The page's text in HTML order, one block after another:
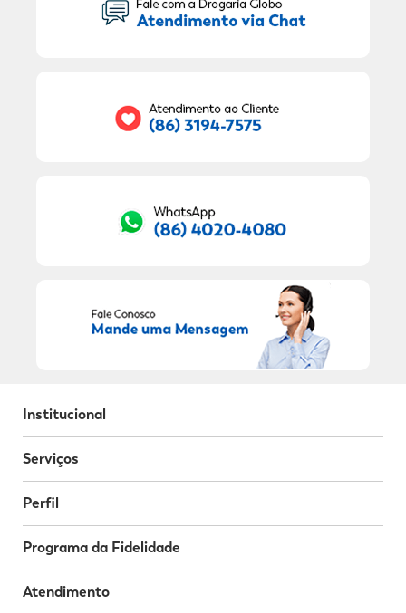
Institucional
Serviços
Perfil
Programa da Fidelidade
Atendimento